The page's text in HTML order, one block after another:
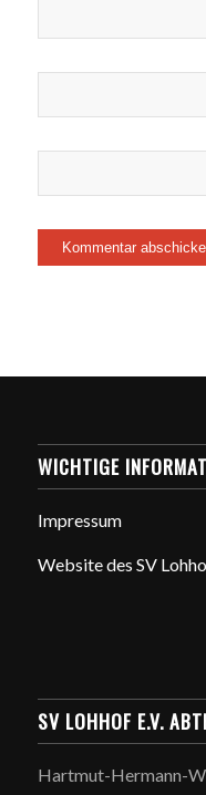
WICHTIGE
Impressum
Website des SV
SV LOHHOF E.V.
Hartmut-Hermann-